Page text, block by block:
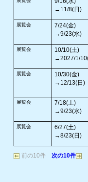
→11/8(日)
展覧会
7/24(金)
→9/23(水)
展覧会
10/10(土)
→2027/1/
展覧会
10/30(金)
→12/13(日)
展覧会
7/18(土)
→9/23(水)
展覧会
6/27(土)
→8/23(日)
前の10件 次の10件